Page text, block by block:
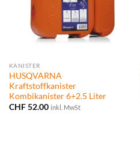
KANISTER
HUSQVARNA
Kraftstoffkanister
Kombikanister 6+2.5 Liter
CHF52.00 inkl. MwSt